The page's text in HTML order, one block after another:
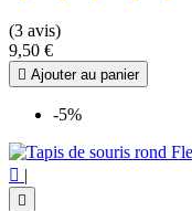
(3 avis)
9,50 €
 Ajouter au panier
-5%
 |
